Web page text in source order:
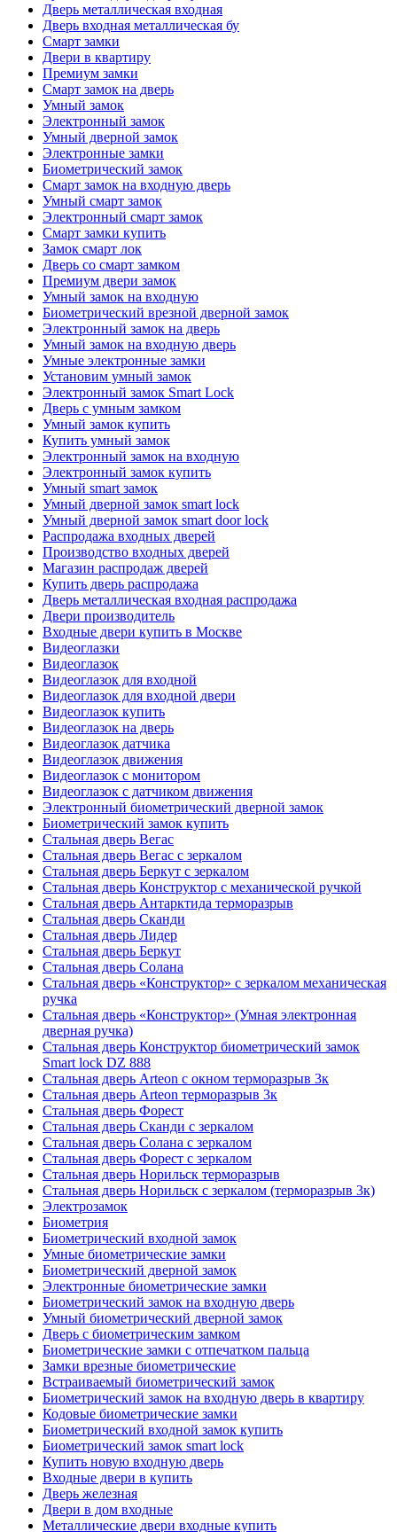
Дверь металлическая входная
Дверь входная металлическая бу
Смарт замки
Двери в квартиру
Премиум замки
Смарт замок на дверь
Умный замок
Электронный замок
Умный дверной замок
Электронные замки
Биометрический замок
Смарт замок на входную дверь
Умный смарт замок
Электронный смарт замок
Смарт замки купить
Замок смарт лок
Дверь со смарт замком
Премиум двери замок
Умный замок на входную
Биометрический врезной дверной замок
Электронный замок на дверь
Умный замок на входную дверь
Умные электронные замки
Установим умный замок
Электронный замок Smart Lock
Дверь с умным замком
Умный замок купить
Купить умный замок
Электронный замок на входную
Электронный замок купить
Умный smart замок
Умный дверной замок smart lock
Умный дверной замок smart door lock
Распродажа входных дверей
Производство входных дверей
Магазин распродаж дверей
Купить дверь распродажа
Дверь металлическая входная распродажа
Двери производитель
Входные двери купить в Москве
Видеоглазки
Видеоглазок
Видеоглазок для входной
Видеоглазок для входной двери
Видеоглазок купить
Видеоглазок на дверь
Видеоглазок датчика
Видеоглазок движения
Видеоглазок с монитором
Видеоглазок с датчиком движения
Электронный биометрический дверной замок
Биометрический замок купить
Стальная дверь Вегас
Стальная дверь Вегас с зеркалом
Стальная дверь Беркут с зеркалом
Стальная дверь Конструктор с механической ручкой
Стальная дверь Антарктида терморазрыв
Стальная дверь Сканди
Стальная дверь Лидер
Стальная дверь Беркут
Стальная дверь Солана
Стальная дверь «Конструктор» с зеркалом механическая
ручка
Стальная дверь «Конструктор» (Умная электронная
дверная ручка)
Стальная дверь Конструктор биометрический замок
Smart lock DZ 888
Стальная дверь Arteon с окном терморазрыв 3к
Стальная дверь Arteon терморазрыв 3к
Стальная дверь Форест
Стальная дверь Сканди с зеркалом
Стальная дверь Солана с зеркалом
Стальная дверь Форест с зеркалом
Стальная дверь Норильск терморазрыв
Стальная дверь Норильск с зеркалом (терморазрыв 3к)
Электрозамок
Биометрия
Биометрический входной замок
Умные биометрические замки
Биометрический дверной замок
Электронные биометрические замки
Биометрический замок на входную дверь
Умный биометрический дверной замок
Дверь с биометрическим замком
Биометрические замки с отпечатком пальца
Замки врезные биометрические
Встраиваемый биометрический замок
Биометрический замок на входную дверь в квартиру
Кодовые биометрические замки
Биометрический входной замок купить
Биометрический замок smart lock
Купить новую входную дверь
Входные двери в купить
Дверь железная
Двери в дом входные
Металлические двери входные купить